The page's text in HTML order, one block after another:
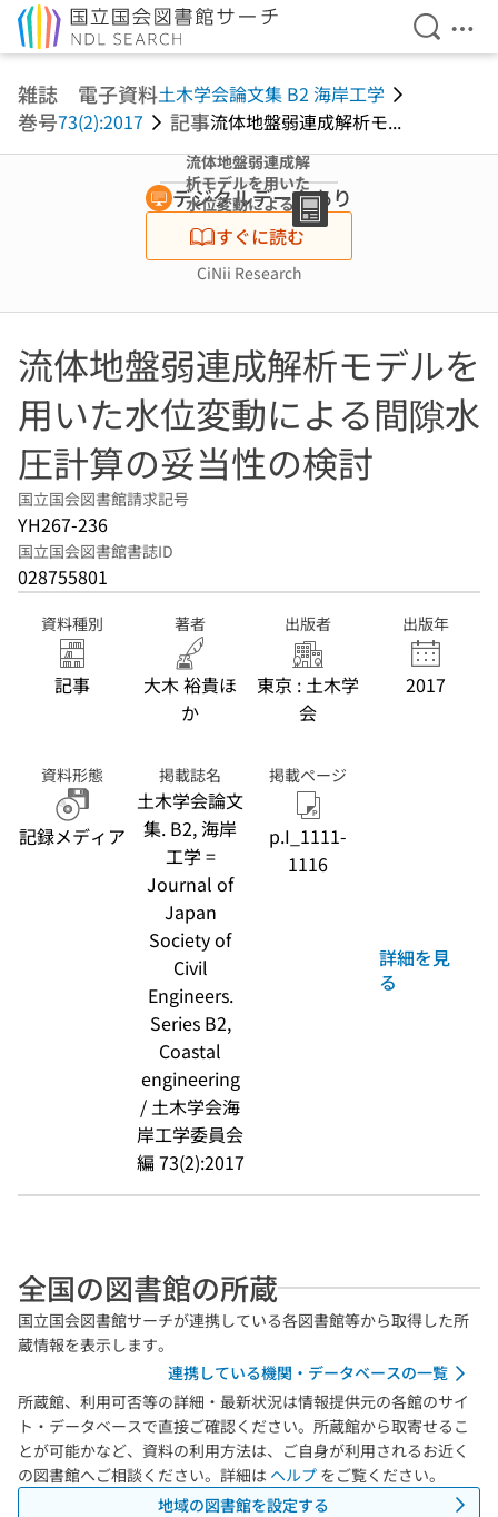
検索を
メ
雑誌 電子資料土木学会論文集 B2 海岸工学
巻号73(2):2017 記事流体地盤弱連成解析モ...
流体地盤弱連成解
析モデルを用いた
水位変動による間
隙水圧計算の妥当
性の検討
デジタルデータあり
すぐに読む
CiNii Research
流体地盤弱連成解析モデルを
用いた水位変動による間隙水
圧計算の妥当性の検討
国立国会図書館請求記号
YH267-236
国立国会図書館書誌ID
028755801
資料種別
記事
著者
大木 裕貴ほ
か
出版者
東京 : 土木学
会
出版年
2017
資料形態
記録メディア
掲載誌名
土木学会論文
集. B2, 海岸
工学 =
Journal of
Japan
Society of
Civil
Engineers.
Series B2,
Coastal
engineering
/ 土木学会海
岸工学委員会
編 73(2):2017
掲載ページ
p.I_1111-
1116
詳細を見
る
全国の図書館の所蔵
国立国会図書館サーチが連携している各図書館等から取得した所
蔵情報を表示します。
連携している機関・データベースの一覧
所蔵館、利用可否等の詳細・最新状況は情報提供元の各館のサイ
ト・データベースで直接ご確認ください。所蔵館から取寄せるこ
とが可能かなど、資料の利用方法は、ご自身が利用されるお近く
の図書館へご相談ください。詳細は ヘルプ をご覧ください。
地域の図書館を設定する